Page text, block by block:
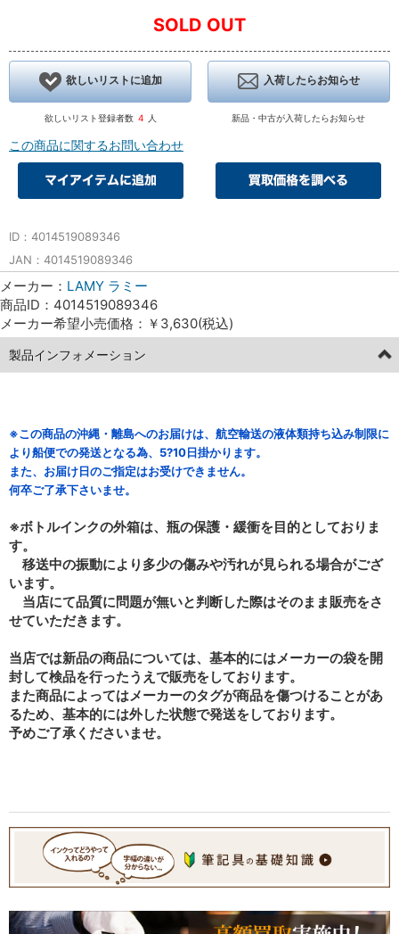
SOLD OUT
欲しいリストに追加
欲しいリスト登録者数 4 人
入荷したらお知らせ
新品・中古が入荷したらお知らせ
この商品に関するお問い合わせ
ID：4014519089346
JAN：4014519089346
メーカー： LAMY ラミー
商品ID：4014519089346
メーカー希望小売価格：￥3,630(税込)
製品インフォメーション
※この商品の沖縄・離島へのお届けは、航空輸送の液体類持ち込み制限に
より船便での発送となる為、5?10日掛かります。
また、お届け日のご指定はお受けできません。
何卒ご了承下さいませ。
※ボトルインクの外箱は、瓶の保護・緩衝を目的としておりま
す。
移送中の振動により多少の傷みや汚れが見られる場合がござ
います。
当店にて品質に問題が無いと判断した際はそのまま販売をさ
せていただきます。
当店では新品の商品については、基本的にはメーカーの袋を開
封して検品を行ったうえで販売をしております。
また商品によってはメーカーのタグが商品を傷つけることがあ
るため、基本的には外した状態で発送をしております。
予めご了承くださいませ。